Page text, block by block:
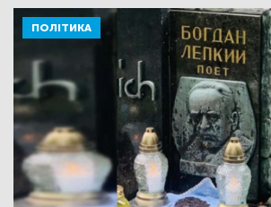
ПОЛІТИКА